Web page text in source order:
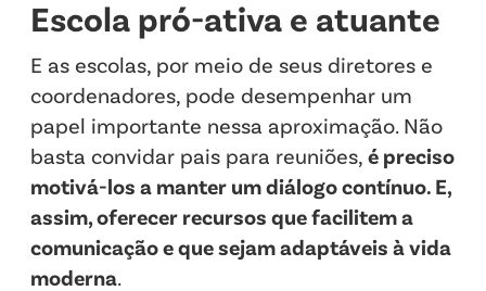
Escola pró-ativa e atuante
E as escolas, por meio de seus diretores e
coordenadores, pode desempenhar um
papel importante nessa aproximação. Não
basta convidar pais para reuniões, é preciso
motivá-los a manter um diálogo contínuo. E,
assim, oferecer recursos que facilitem a
comunicação e que sejam adaptáveis à vida
moderna.